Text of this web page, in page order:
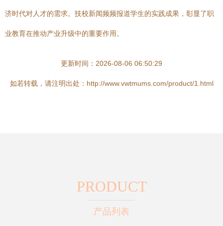
济时代对人才的需求。技校新闻频频报道学生的实践成果，彰显了职
业教育在推动产业升级中的重要作用。
更新时间：2026-08-06 06:50:29
如若转载，请注明出处：http://www.vwtmums.com/product/1.html
PRODUCT
产品列表